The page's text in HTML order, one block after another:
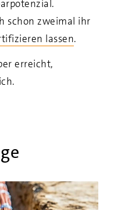
schon zweimal ihr
lassen.
erreicht,